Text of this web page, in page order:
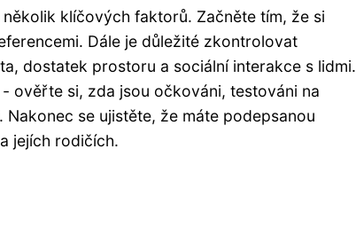
klíčových faktorů. Začněte tím, že si
Dále je důležité zkontrolovat
dostatek prostoru a sociální interakce s lidmi.
ověřte si, zda jsou očkováni, testováni na
se ujistěte, že máte podepsanou
jejích rodičích.